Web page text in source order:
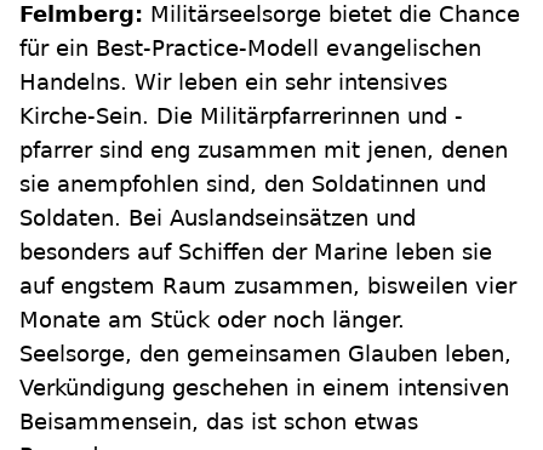
Felmberg: Militärseelsorge bietet die Chance
für ein Best-Practice-Modell evangelischen
Handelns. Wir leben ein sehr intensives
Kirche-Sein. Die Militärpfarrerinnen und -
pfarrer sind eng zusammen mit jenen, denen
sie anempfohlen sind, den Soldatinnen und
Soldaten. Bei Auslandseinsätzen und
besonders auf Schiffen der Marine leben sie
auf engstem Raum zusammen, bisweilen vier
Monate am Stück oder noch länger.
Seelsorge, den gemeinsamen Glauben leben,
Verkündigung geschehen in einem intensiven
Beisammensein, das ist schon etwas